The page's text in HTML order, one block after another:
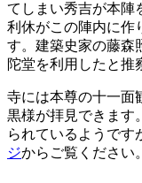
てしまい秀吉が本陣
利休がこの陣内に作
す。建築史家の藤森
陀堂を利用したと推
寺には本尊の十一面
黒様が拝見できます
られているようです
ジからご覧ください。